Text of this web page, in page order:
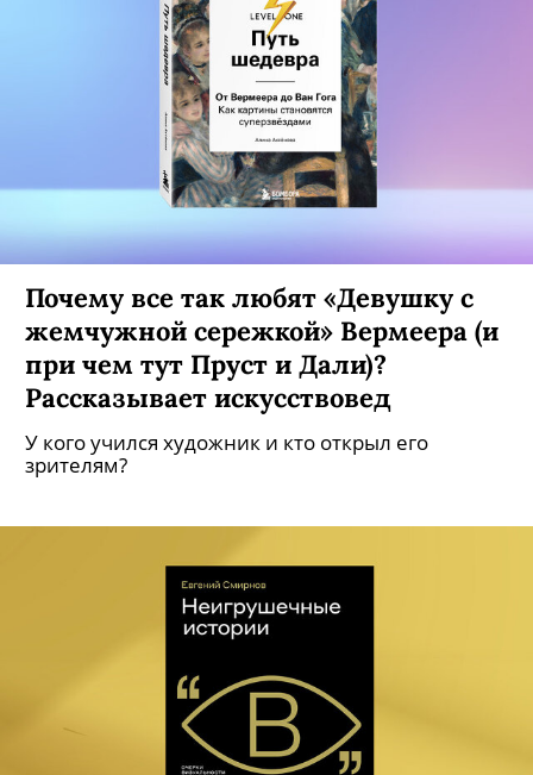
Почему все так любят «Девушку с
жемчужной сережкой» Вермеера (и
при чем тут Пруст и Дали)?
Рассказывает искусствовед
У кого учился художник и кто открыл его
зрителям?